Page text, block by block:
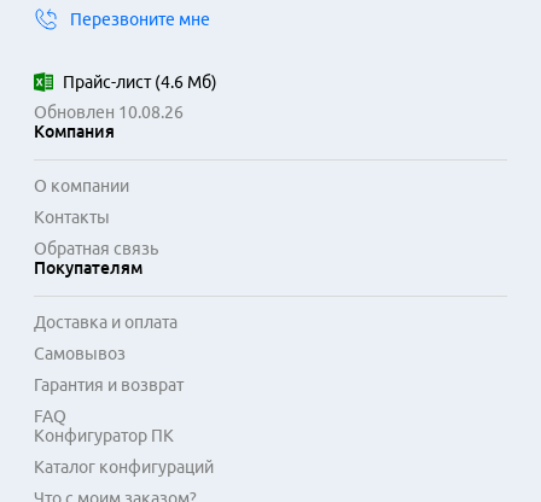
Перезвоните мне
Прайс-лист(4.6 Мб)
Обновлен 10.08.26
Компания
О компании
Контакты
Обратная связь
Покупателям
Доставка и оплата
Самовывоз
Гарантия и возврат
FAQ
Конфигуратор ПК
Каталог конфигураций